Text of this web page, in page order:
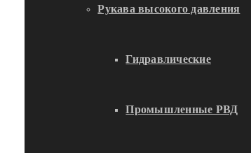
Рукава высокого давления
Гидравлические
Промышленные РВД